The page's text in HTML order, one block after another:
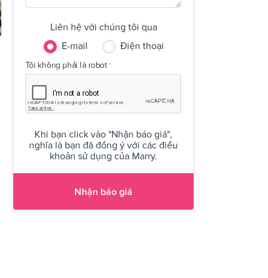
Liên hệ với chúng tôi qua
E-mail
Điện thoại
Tôi không phải là robot
Khi bạn click vào "Nhận báo giá",
nghĩa là bạn đã đồng ý với các điều
khoản sử dụng của Marry.
Nhận báo giá